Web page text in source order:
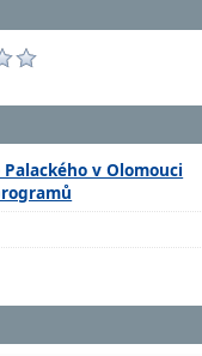
v Olomouci